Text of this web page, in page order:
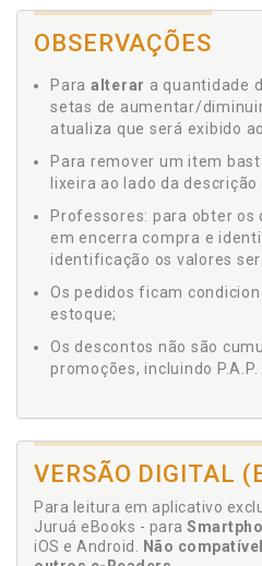
OBSERVAÇÕES
Para alterar a quantidade
setas de aumentar/
atualiza que será exibido
Para remover um item
lixeira ao lado da
Professores: para obter os
em encerra compra e
identificação os valores
Os pedidos ficam
estoque;
Os descontos não são
promoções, incluindo P.A.P.
VERSÃO DIGITAL
Para leitura em aplicativo
Juruá eBooks - para
iOS e Android.
Não compatível